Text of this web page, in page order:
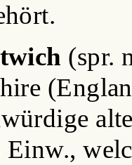
(spr.
Einw.,